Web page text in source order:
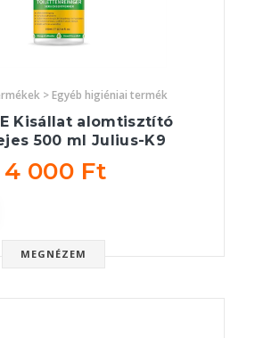
> Egyéb higiéniai termék
Kisállat alomtisztító
500 ml Julius-K9
4 000 Ft
MEGNÉZEM